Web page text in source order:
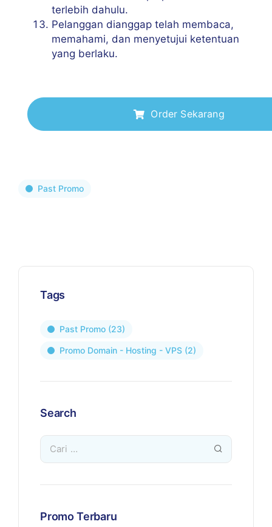
terlebih dahulu.
Pelanggan dianggap telah membaca,
memahami, dan menyetujui ketentuan
yang berlaku.
Order Sekarang
Past Promo
Tags
Past Promo (23)
Promo Domain - Hosting - VPS (2)
Search
Promo Terbaru